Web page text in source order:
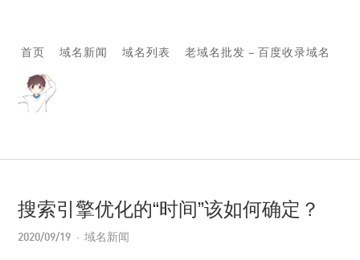
首页 域名新闻 域名列表 老域名批发 – 百度收录域名
搜索引擎优化的“时间”该如何确定？
2020/09/19 域名新闻